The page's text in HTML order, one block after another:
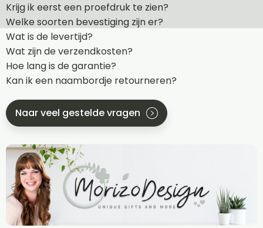
Krijg ik eerst een proefdruk te zien?
Welke soorten bevestiging zijn er?
Wat is de levertijd?
Wat zijn de verzendkosten?
Hoe lang is de garantie?
Kan ik een naambordje retourneren?
Naar veel gestelde vragen